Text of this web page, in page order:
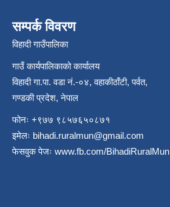
सम्पर्क विवरण
विहादी गाउँपालिका
गाउँ कार्यपालिकाको कार्यालय
विहादी गा.पा. वडा नं.-०४, वहाकीठाँटी, पर्वत,
गण्डकी प्रदेश, नेपाल
फोनः +९७७ ९८५७६५०८७१
इमेलः bihadi.ruralmun@gmail.com
फेसवुक पेजः www.fb.com/BihadiRuralMun